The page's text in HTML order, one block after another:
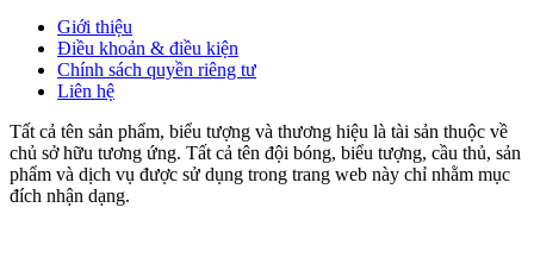
Giới thiệu
Điều khoản & điều kiện
Chính sách quyền riêng tư
Liên hệ
Tất cả tên sản phẩm, biểu tượng và thương hiệu là tài sản thuộc về
chủ sở hữu tương ứng. Tất cả tên đội bóng, biểu tượng, cầu thủ, sản
phẩm và dịch vụ được sử dụng trong trang web này chỉ nhằm mục
đích nhận dạng.